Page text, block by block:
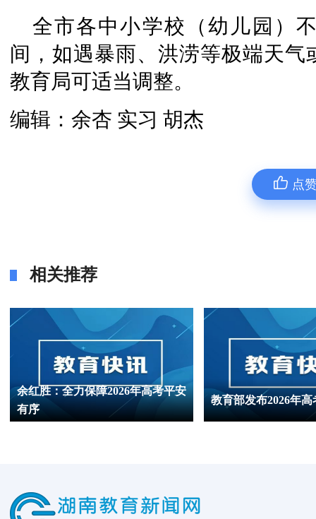
全市各中小学校（幼儿园）
间，如遇暴雨、洪涝等极端天
教育局可适当调整。
编辑：余杏 实习 胡杰
点
相关推荐
余红胜：全力保障2026年高考平安
有序
教育部发布2026年